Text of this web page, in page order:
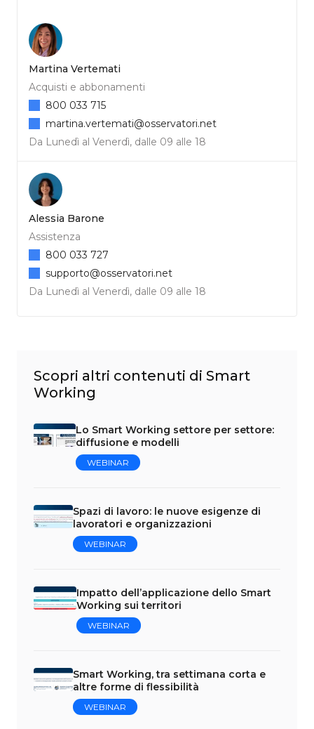
Martina Vertemati
Acquisti e abbonamenti
Da Lunedì al Venerdì, dalle 09 alle 18
800 033 715
martina.vertemati@osservatori.net
Alessia Barone
Assistenza
Da Lunedì al Venerdì, dalle 09 alle 18
800 033 727
supporto@osservatori.net
Scopri altri contenuti di Smart
Working
Lo Smart Working settore per settore:
diffusione e modelli
WEBINAR
Spazi di lavoro: le nuove esigenze di
lavoratori e organizzazioni
WEBINAR
Impatto dell’applicazione dello Smart
Working sui territori
WEBINAR
Smart Working, tra settimana corta e
altre forme di flessibilità
WEBINAR